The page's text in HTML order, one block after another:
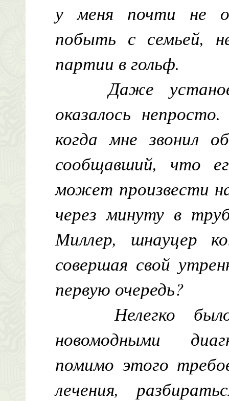
у меня почти не
побыть с семьей,
партии в гольф.
Даже
оказалось
когда мне звонил
сообщавший, что
может произвести
через минуту в
Миллер, шнауцер
совершая свой
первую очередь?
Нелегко
новомодными
помимо этого
лечения,